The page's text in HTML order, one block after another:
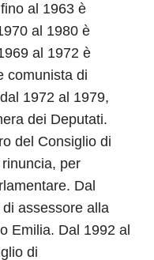
al 1963 è
al 1980 è
al 1972 è
comunista di
1972 al 1979,
dei Deputati.
del Consiglio di
per
Dal
assessore alla
Emilia. Dal 1992 al
di